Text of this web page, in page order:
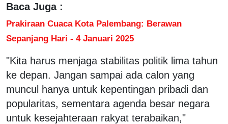
Baca Juga :
Prakiraan Cuaca Kota Palembang: Berawan
Sepanjang Hari - 4 Januari 2025
"Kita harus menjaga stabilitas politik lima tahun
ke depan. Jangan sampai ada calon yang
muncul hanya untuk kepentingan pribadi dan
popularitas, sementara agenda besar negara
untuk kesejahteraan rakyat terabaikan,"